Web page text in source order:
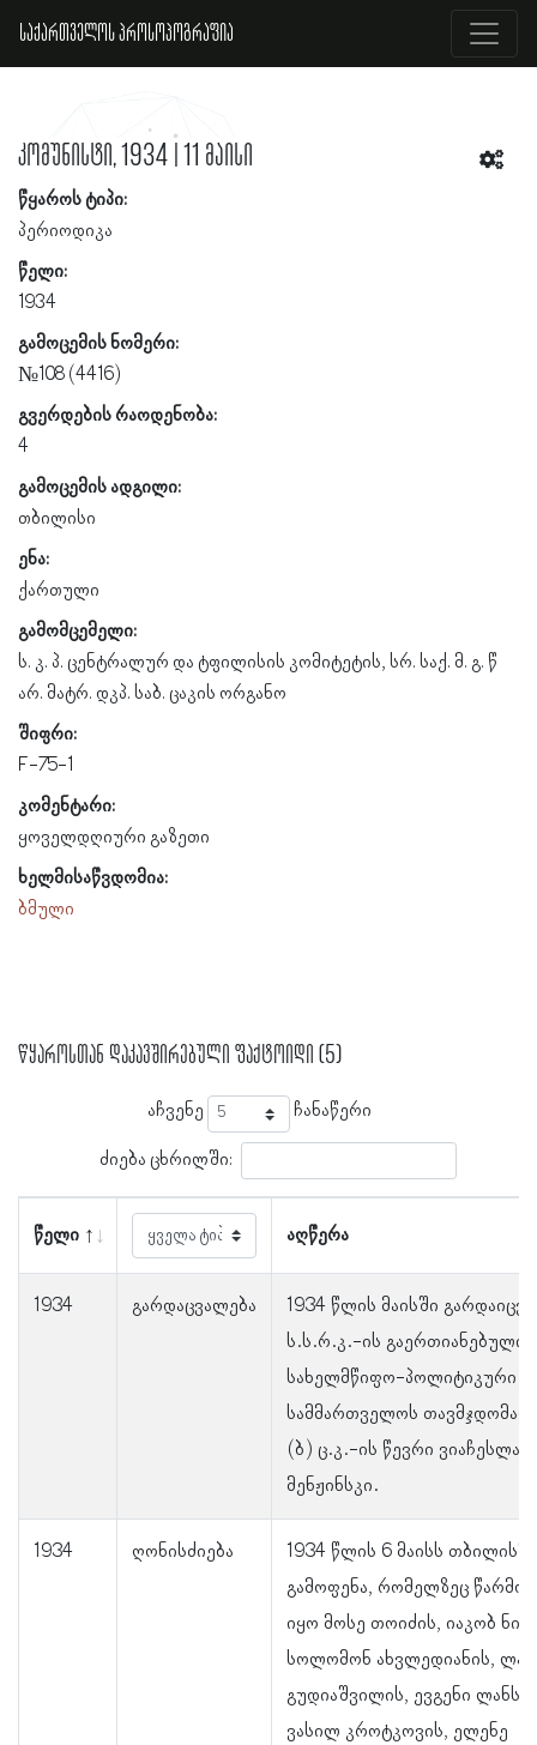
საქართველოს პროსოპოგრაფია
კომუნისტი, 1934 | 11 მაისი
წყაროს ტიპი:
პერიოდიკა
წელი:
1934
გამოცემის ნომერი:
№108 (4416)
გვერდების რაოდენობა:
4
გამოცემის ადგილი:
თბილისი
ენა:
ქართული
გამომცემელი:
ს. კ. პ. ცენტრალურ და ტფილისის კომიტეტის, სრ. საქ. მ. გ. წ
არ. მატრ. დკპ. საბ. ცაკის ორგანო
შიფრი:
F-75-1
კომენტარი:
ყოველდღიური გაზეთი
ხელმისაწვდომია:
ბმული
წყაროსთან დაკავშირებული ფაქტოიდი (5)
აჩვენე ჩანაწერი
ძიება ცხრილში:
წელი აღწერა
1934 გარდაცვალება
1934 წლის მაისში
ს.ს.რ.კ.-ის გაერთიანებული
სახელმწიფო-პოლიტიკური
სამმართველოს
(ბ) ც.კ.-ის წევრი ვიაჩესლავ
მენჟინსკი.
1934 ღონისძიება
1934 წლის 6 მაისს
გამოფენა, რომელზეც
იყო მოსე თოიძის, იაკობ
სოლომონ ახვლედიანის,
გუდიაშვილის, ევგენი
ვასილ კროტკოვის, ელენე